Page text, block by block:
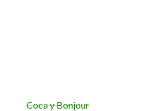
Coca y Bonjour